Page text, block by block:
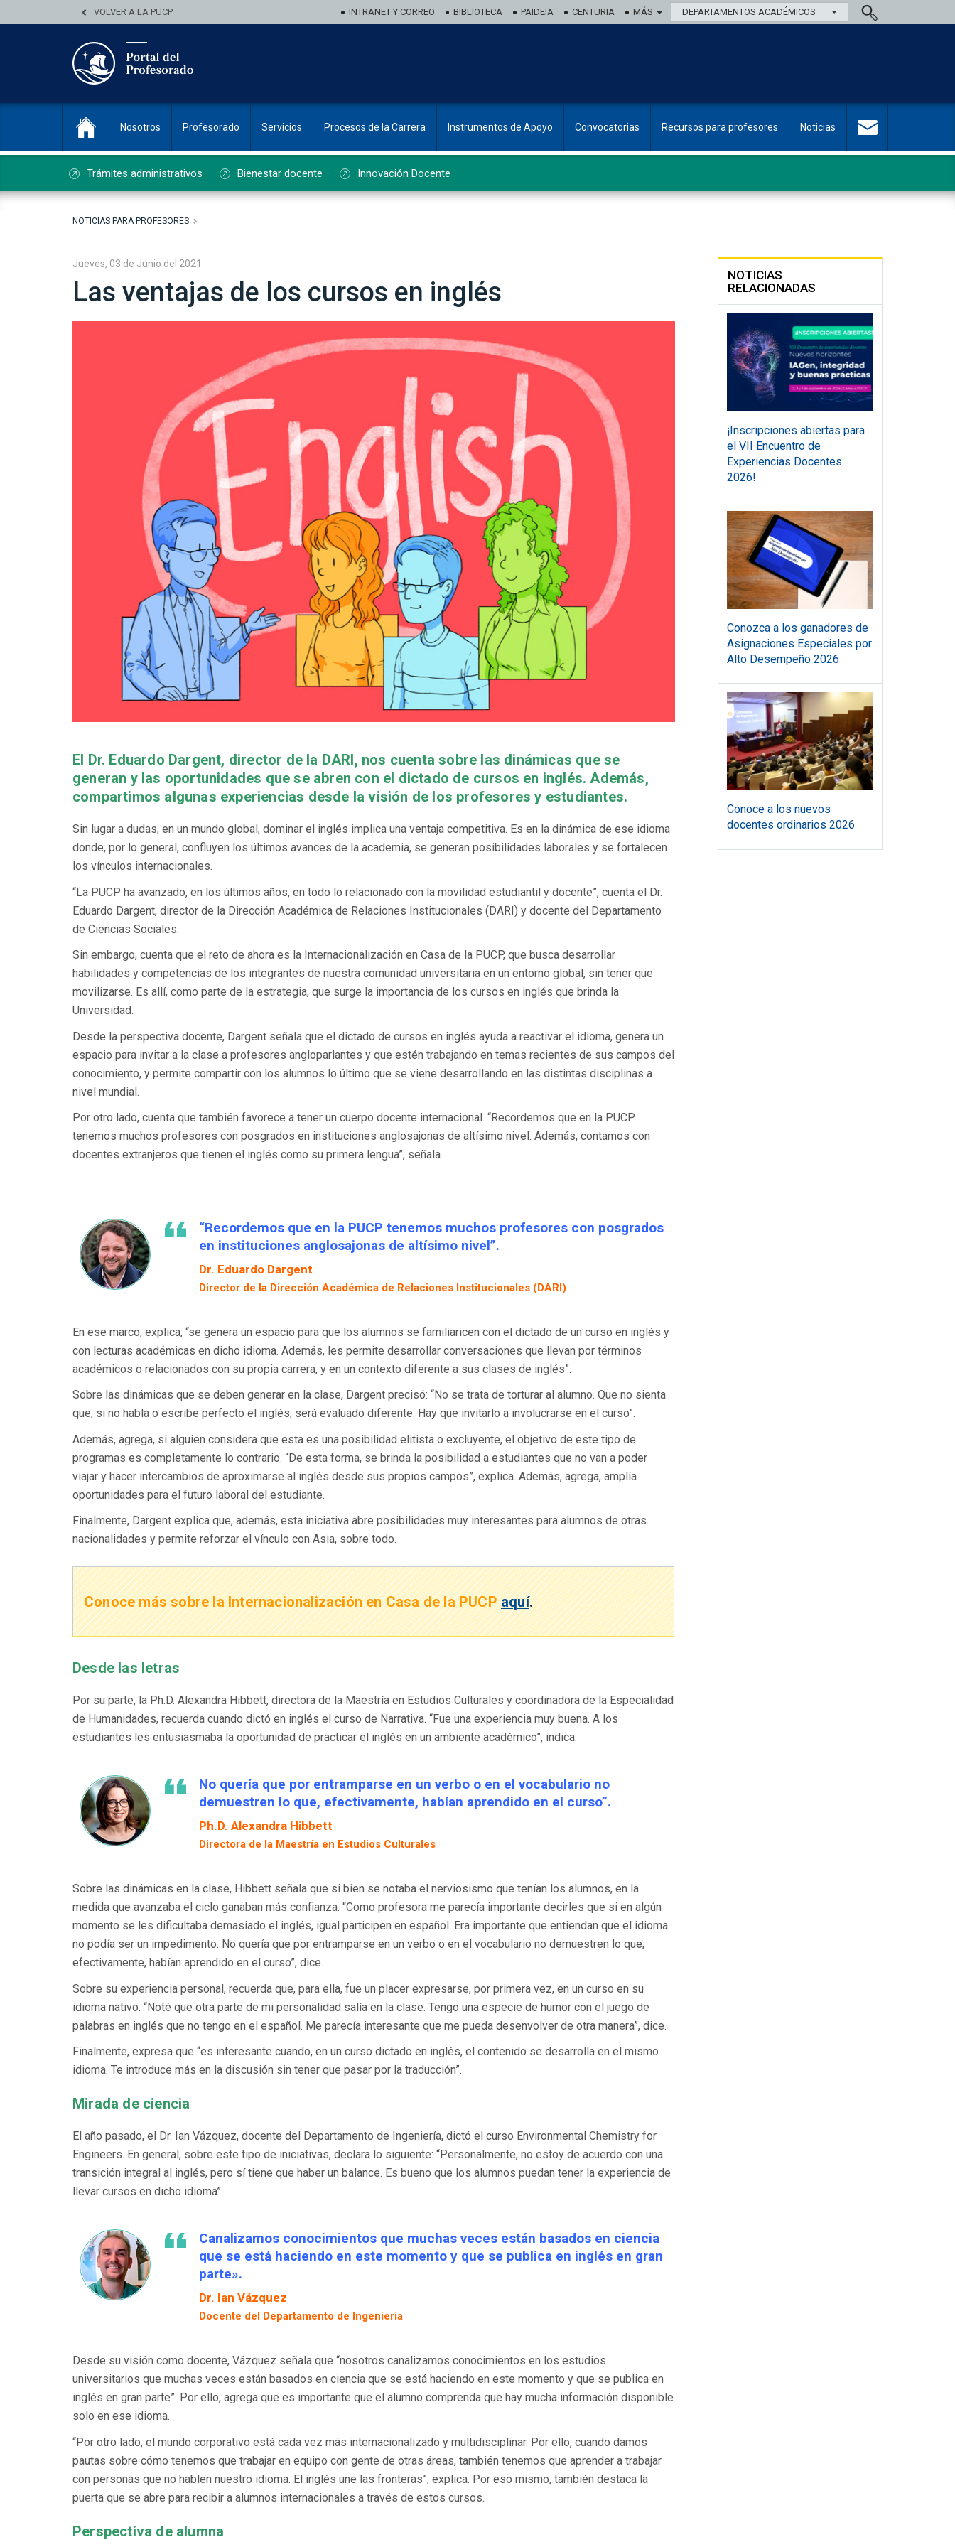
VOLVER A LA PUCP INTRANET Y CORREO BIBLIOTECA PAIDEIA CENTURIA MÁS DEPARTAMENTOS ACADÉMICOS
Nosotros Profesorado Servicios Procesos de la Carrera Instrumentos de Apoyo Convocatorias Recursos para profesores Noticias
Trámites administrativos Bienestar docente Innovación Docente
NOTICIAS PARA PROFESORES
Jueves, 03 de Junio del 2021
Las ventajas de los cursos en inglés
El Dr. Eduardo Dargent, director de la DARI, nos cuenta sobre las dinámicas que se
generan y las oportunidades que se abren con el dictado de cursos en inglés. Además,
compartimos algunas experiencias desde la visión de los profesores y estudiantes.
Sin lugar a dudas, en un mundo global, dominar el inglés implica una ventaja competitiva. Es en la dinámica de ese idioma
donde, por lo general, confluyen los últimos avances de la academia, se generan posibilidades laborales y se fortalecen
los vínculos internacionales.
“La PUCP ha avanzado, en los últimos años, en todo lo relacionado con la movilidad estudiantil y docente”, cuenta el Dr.
Eduardo Dargent, director de la Dirección Académica de Relaciones Institucionales (DARI) y docente del Departamento
de Ciencias Sociales.
Sin embargo, cuenta que el reto de ahora es la Internacionalización en Casa de la PUCP, que busca desarrollar
habilidades y competencias de los integrantes de nuestra comunidad universitaria en un entorno global, sin tener que
movilizarse. Es allí, como parte de la estrategia, que surge la importancia de los cursos en inglés que brinda la
Universidad.
Desde la perspectiva docente, Dargent señala que el dictado de cursos en inglés ayuda a reactivar el idioma, genera un
espacio para invitar a la clase a profesores angloparlantes y que estén trabajando en temas recientes de sus campos del
conocimiento, y permite compartir con los alumnos lo último que se viene desarrollando en las distintas disciplinas a
nivel mundial.
Por otro lado, cuenta que también favorece a tener un cuerpo docente internacional. “Recordemos que en la PUCP
tenemos muchos profesores con posgrados en instituciones anglosajonas de altísimo nivel. Además, contamos con
docentes extranjeros que tienen el inglés como su primera lengua”, señala.
“Recordemos que en la PUCP tenemos muchos profesores con posgrados
en instituciones anglosajonas de altísimo nivel”.
Dr. Eduardo Dargent
Director de la Dirección Académica de Relaciones Institucionales (DARI)
En ese marco, explica, “se genera un espacio para que los alumnos se familiaricen con el dictado de un curso en inglés y
con lecturas académicas en dicho idioma. Además, les permite desarrollar conversaciones que llevan por términos
académicos o relacionados con su propia carrera, y en un contexto diferente a sus clases de inglés”.
Sobre las dinámicas que se deben generar en la clase, Dargent precisó: “No se trata de torturar al alumno. Que no sienta
que, si no habla o escribe perfecto el inglés, será evaluado diferente. Hay que invitarlo a involucrarse en el curso”.
Además, agrega, si alguien considera que esta es una posibilidad elitista o excluyente, el objetivo de este tipo de
programas es completamente lo contrario. “De esta forma, se brinda la posibilidad a estudiantes que no van a poder
viajar y hacer intercambios de aproximarse al inglés desde sus propios campos”, explica. Además, agrega, amplía
oportunidades para el futuro laboral del estudiante.
Finalmente, Dargent explica que, además, esta iniciativa abre posibilidades muy interesantes para alumnos de otras
nacionalidades y permite reforzar el vínculo con Asia, sobre todo.
Conoce más sobre la Internacionalización en Casa de la PUCP aquí.
Desde las letras
Por su parte, la Ph.D. Alexandra Hibbett, directora de la Maestría en Estudios Culturales y coordinadora de la Especialidad
de Humanidades, recuerda cuando dictó en inglés el curso de Narrativa. “Fue una experiencia muy buena. A los
estudiantes les entusiasmaba la oportunidad de practicar el inglés en un ambiente académico”, indica.
No quería que por entramparse en un verbo o en el vocabulario no
demuestren lo que, efectivamente, habían aprendido en el curso”.
Ph.D. Alexandra Hibbett
Directora de la Maestría en Estudios Culturales
Sobre las dinámicas en la clase, Hibbett señala que si bien se notaba el nerviosismo que tenían los alumnos, en la
medida que avanzaba el ciclo ganaban más confianza. “Como profesora me parecía importante decirles que si en algún
momento se les dificultaba demasiado el inglés, igual participen en español. Era importante que entiendan que el idioma
no podía ser un impedimento. No quería que por entramparse en un verbo o en el vocabulario no demuestren lo que,
efectivamente, habían aprendido en el curso”, dice.
Sobre su experiencia personal, recuerda que, para ella, fue un placer expresarse, por primera vez, en un curso en su
idioma nativo. “Noté que otra parte de mi personalidad salía en la clase. Tengo una especie de humor con el juego de
palabras en inglés que no tengo en el español. Me parecía interesante que me pueda desenvolver de otra manera”, dice.
Finalmente, expresa que “es interesante cuando, en un curso dictado en inglés, el contenido se desarrolla en el mismo
idioma. Te introduce más en la discusión sin tener que pasar por la traducción”.
Mirada de ciencia
El año pasado, el Dr. Ian Vázquez, docente del Departamento de Ingeniería, dictó el curso Environmental Chemistry for
Engineers. En general, sobre este tipo de iniciativas, declara lo siguiente: “Personalmente, no estoy de acuerdo con una
transición integral al inglés, pero sí tiene que haber un balance. Es bueno que los alumnos puedan tener la experiencia de
llevar cursos en dicho idioma”.
Canalizamos conocimientos que muchas veces están basados en ciencia
que se está haciendo en este momento y que se publica en inglés en gran
parte».
Dr. Ian Vázquez
Docente del Departamento de Ingeniería
Desde su visión como docente, Vázquez señala que “nosotros canalizamos conocimientos en los estudios
universitarios que muchas veces están basados en ciencia que se está haciendo en este momento y que se publica en
inglés en gran parte”. Por ello, agrega que es importante que el alumno comprenda que hay mucha información disponible
solo en ese idioma.
“Por otro lado, el mundo corporativo está cada vez más internacionalizado y multidisciplinar. Por ello, cuando damos
pautas sobre cómo tenemos que trabajar en equipo con gente de otras áreas, también tenemos que aprender a trabajar
con personas que no hablen nuestro idioma. El inglés une las fronteras”, explica. Por eso mismo, también destaca la
puerta que se abre para recibir a alumnos internacionales a través de estos cursos.
Perspectiva de alumna
NOTICIAS
RELACIONADAS
¡Inscripciones abiertas para
el VII Encuentro de
Experiencias Docentes
2026!
Conozca a los ganadores de
Asignaciones Especiales por
Alto Desempeño 2026
Conoce a los nuevos
docentes ordinarios 2026